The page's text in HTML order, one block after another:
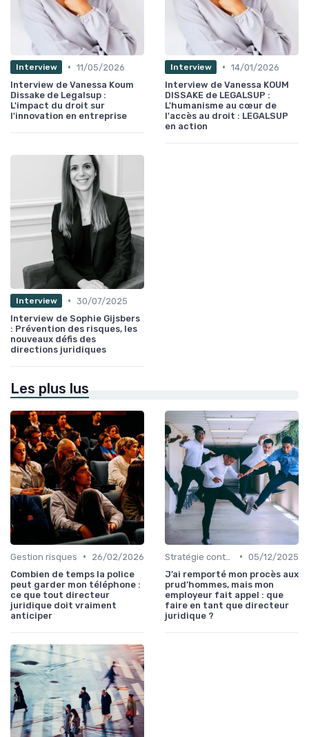
Interview • 11/05/2026
Interview de Vanessa Koum
Dissake de Legalsup :
L'impact du droit sur
l'innovation en entreprise
Interview • 14/01/2026
Interview de Vanessa KOUM
DISSAKE de LEGALSUP :
L'humanisme au cœur de
l'accès au droit : LEGALSUP
en action
Interview • 30/07/2025
Interview de Sophie Gijsbers
: Prévention des risques, les
nouveaux défis des
directions juridiques
Les plus lus
Gestion risques •
26/02/2026
Combien de temps la police
peut garder mon téléphone :
ce que tout directeur
juridique doit vraiment
anticiper
• 05/12/2025
J’ai remporté mon procès aux
prud’hommes, mais mon
employeur fait appel : que
faire en tant que directeur
juridique ?